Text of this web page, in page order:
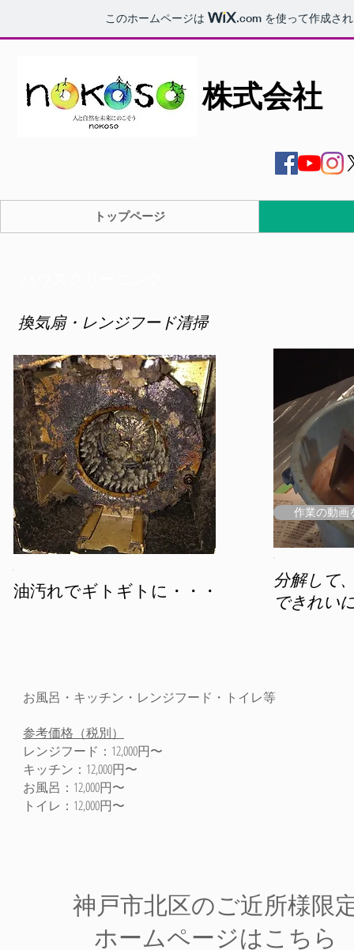
このホームページは .com を使って作成さ
株式会社
トップページ
換気扇・レンジフード清掃
作業の動画
油汚れでギトギトに・・・
分解して
できれい
お風呂・キッチン・レンジフード・トイレ等
参考価格（税別）
​レンジフード：12,000円〜
キッチン：12,000円〜
​お風呂：12,000円〜
​トイレ：12,000円〜
神戸市北区のご近所様限
ホームページはこちら